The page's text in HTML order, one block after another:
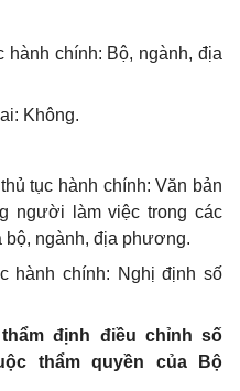
chính: Bộ, ngành, địa
Không.
tục hành chính: Văn bản
người làm việc trong các
ngành, địa phương.
hành chính: Nghị định số
định điều chỉnh số
thẩm quyền của Bộ